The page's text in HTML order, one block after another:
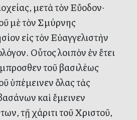
μετὰ τὸν Εὔοδον·
μὲ τὸν Σμύρνης
εἰς τὸν Εὐαγγελιστὴν
Οὗτος λοιπὸν ἐν ἔτει
τοῦ βασιλέως
ὑπέμεινεν ὅλας τὰς
καὶ ἔμεινεν
τῇ χάριτι τοῦ Χριστοῦ,